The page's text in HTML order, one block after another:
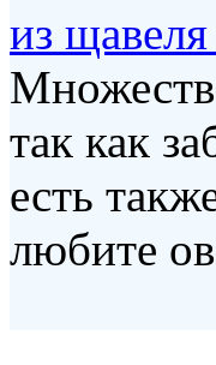
из
так как
есть
любите